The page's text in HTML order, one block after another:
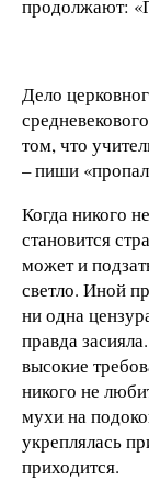
продолжают:
Дело
том, что
– пиши
Когда никого
становится
может и
светло. Иной
ни одна
правда
высокие
никого не
мухи на
укреплялась
приходится.